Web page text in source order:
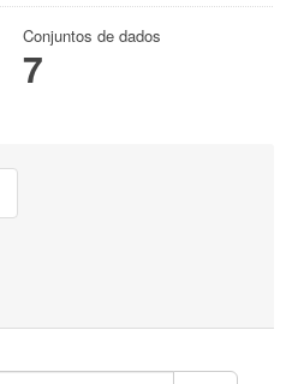
Conjuntos de dados
7